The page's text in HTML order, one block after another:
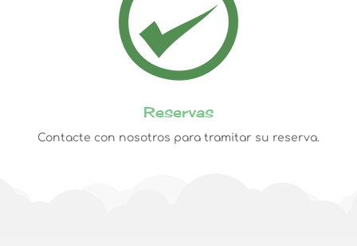
Reservas
Contacte con nosotros para tramitar su reserva.